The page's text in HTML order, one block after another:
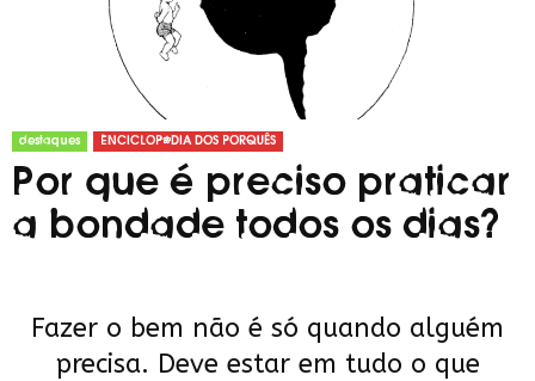
destaques ENCICLOPÉDIA DOS PORQUÊS
Por que é preciso praticar
a bondade todos os dias?
Fazer o bem não é só quando alguém
precisa. Deve estar em tudo o que